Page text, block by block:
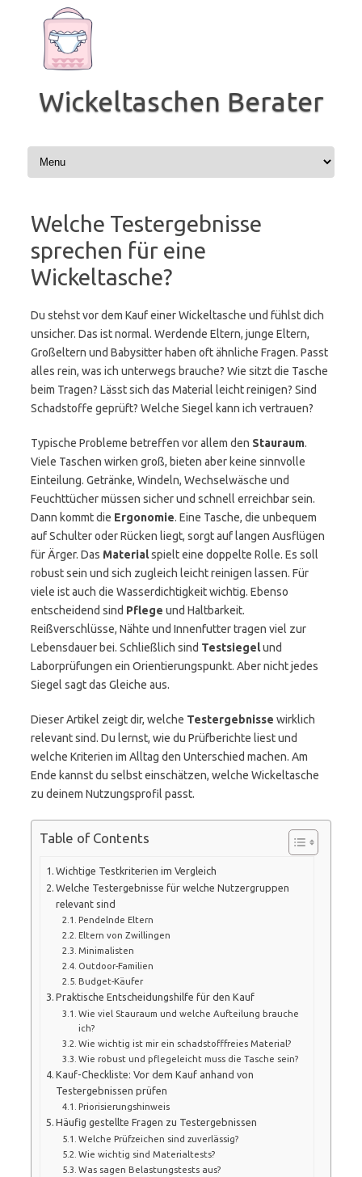
springen
Wickeltaschen Berater
Welche Testergebnisse
sprechen für eine
Wickeltasche?
Du stehst vor dem Kauf einer Wickeltasche und fühlst dich
unsicher. Das ist normal. Werdende Eltern, junge Eltern,
Großeltern und Babysitter haben oft ähnliche Fragen. Passt
alles rein, was ich unterwegs brauche? Wie sitzt die Tasche
beim Tragen? Lässt sich das Material leicht reinigen? Sind
Schadstoffe geprüft? Welche Siegel kann ich vertrauen?
Typische Probleme betreffen vor allem den Stauraum.
Viele Taschen wirken groß, bieten aber keine sinnvolle
Einteilung. Getränke, Windeln, Wechselwäsche und
Feuchttücher müssen sicher und schnell erreichbar sein.
Dann kommt die Ergonomie. Eine Tasche, die unbequem
auf Schulter oder Rücken liegt, sorgt auf langen Ausflügen
für Ärger. Das Materialspielt eine doppelte Rolle. Es soll
robust sein und sich zugleich leicht reinigen lassen. Für
viele ist auch die Wasserdichtigkeit wichtig. Ebenso
entscheidend sind Pflege und Haltbarkeit.
Reißverschlüsse, Nähte und Innenfutter tragen viel zur
Lebensdauer bei. Schließlich sind Testsiegelund
Laborprüfungen ein Orientierungspunkt. Aber nicht jedes
Siegel sagt das Gleiche aus.
Dieser Artikel zeigt dir, welche Testergebnisse wirklich
relevant sind. Du lernst, wie du Prüfberichte liest und
welche Kriterien im Alltag den Unterschied machen. Am
Ende kannst du selbst einschätzen, welche Wickeltasche
zu deinem Nutzungsprofil passt.
Table of Contents
Wichtige Testkriterien im Vergleich
Welche Testergebnisse für welche Nutzergruppen
relevant sind
Pendelnde Eltern
Eltern von Zwillingen
Minimalisten
Outdoor-Familien
Budget-Käufer
Praktische Entscheidungshilfe für den Kauf
Wie viel Stauraum und welche Aufteilung brauche
ich?
Wie wichtig ist mir ein schadstofffreies Material?
Wie robust und pflegeleicht muss die Tasche sein?
Kauf-Checkliste: Vor dem Kauf anhand von
Testergebnissen prüfen
Priorisierungshinweis
Häufig gestellte Fragen zu Testergebnissen
Welche Prüfzeichen sind zuverlässig?
Wie wichtig sind Materialtests?
Was sagen Belastungstests aus?